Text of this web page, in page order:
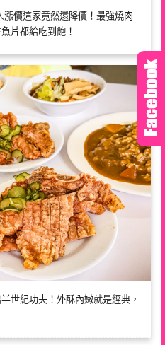
價這家竟然還降價！最強燒肉
片都給吃到飽！
世紀功夫！外酥內嫩就是經典，